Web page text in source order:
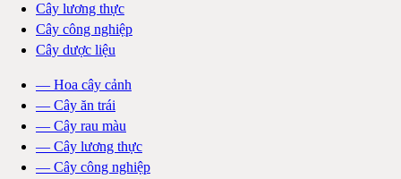
Cây lương thực
Cây công nghiệp
Cây dược liệu
— Hoa cây cảnh
— Cây ăn trái
— Cây rau màu
— Cây lương thực
— Cây công nghiệp